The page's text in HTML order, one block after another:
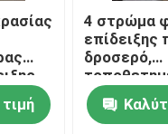
4 στρώμα
επίδειξης
δροσερό,
στρώματα
ψυγείο